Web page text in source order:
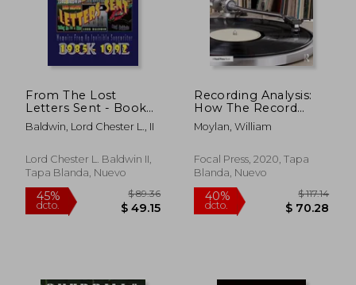
From The Lost
Letters Sent - Book
ONE: Memoirs Of An
Invisible Songwriter
Baldwin, Lord Chester L., II
Lord Chester L. Baldwin II,
Tapa Blanda, Nuevo
Recording Analysis:
How The Record
Shapes The Song (en
Inglés)
Moylan, William
Focal Press, 2020, Tapa
Blanda, Nuevo